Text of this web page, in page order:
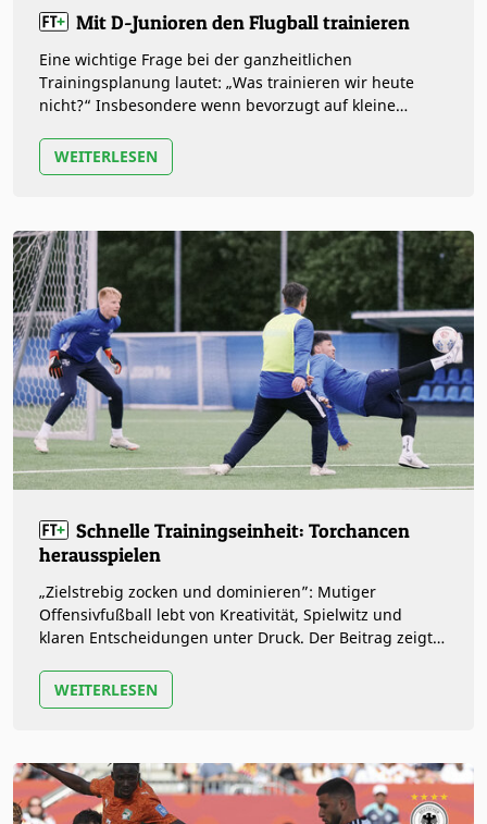
Mit D-Junioren den Flugball trainieren
Eine wichtige Frage bei der ganzheitlichen
Trainingsplanung lautet: „Was trainieren wir heute
nicht?“ Insbesondere wenn bevorzugt auf kleine
WEITERLESEN
Schnelle Trainingseinheit: Torchancen
herausspielen
„Zielstrebig zocken und dominieren”: Mutiger
Offensivfußball lebt von Kreativität, Spielwitz und
klaren Entscheidungen unter Druck. Der Beitrag zeigt,
WEITERLESEN